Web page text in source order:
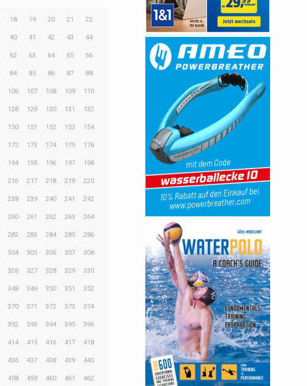
18 19 20 21 22
40 41 42 43 44
62 63 64 65 66
84 85 86 87 88
106 107 108 109 110
128 129 130 131 132
150 151 152 153 154
172 173 174 175 176
194 195 196 197 198
216 217 218 219 220
238 239 240 241 242
260 261 262 263 264
282 283 284 285 286
304 305 306 307 308
326 327 328 329 330
348 349 350 351 352
370 371 372 373 374
392 393 394 395 396
414 415 416 417 418
436 437 438 439 440
458 459 460 461 462